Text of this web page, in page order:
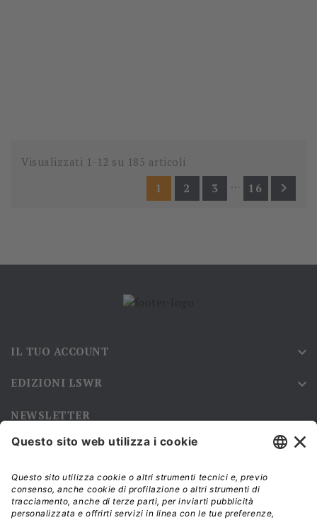
Visualizzati 1-12 su 185 articoli
1
2 3 … 16 
IL TUO ACCOUNT 
EDIZIONI LSWR 
NEWSLETTER
Iscriviti alla nostra newsletter e rimani sempre aggiornato sulle